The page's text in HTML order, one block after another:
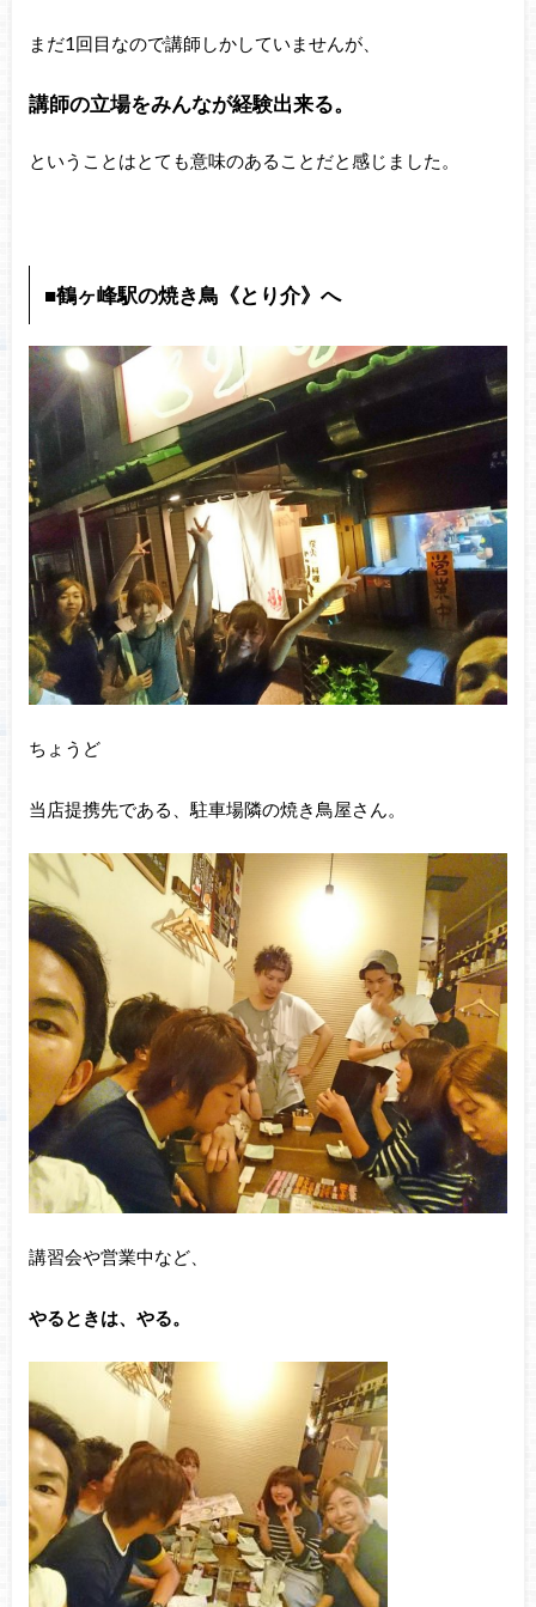
まだ1回目なので講師しかしていませんが、
講師の立場をみんなが経験出来る。
ということはとても意味のあることだと感じました。
■鶴ヶ峰駅の焼き鳥《とり介》へ
ちょうど
当店提携先である、駐車場隣の焼き鳥屋さん。
講習会や営業中など、
やるときは、やる。